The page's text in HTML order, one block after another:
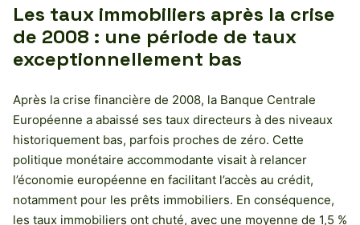
Les taux immobiliers après la crise
de 2008 : une période de taux
exceptionnellement bas
Après la crise financière de 2008, la Banque Centrale
Européenne a abaissé ses taux directeurs à des niveaux
historiquement bas, parfois proches de zéro. Cette
politique monétaire accommodante visait à relancer
l’économie européenne en facilitant l’accès au crédit,
notamment pour les prêts immobiliers. En conséquence,
les taux immobiliers ont chuté, avec une moyenne de 1,5 %